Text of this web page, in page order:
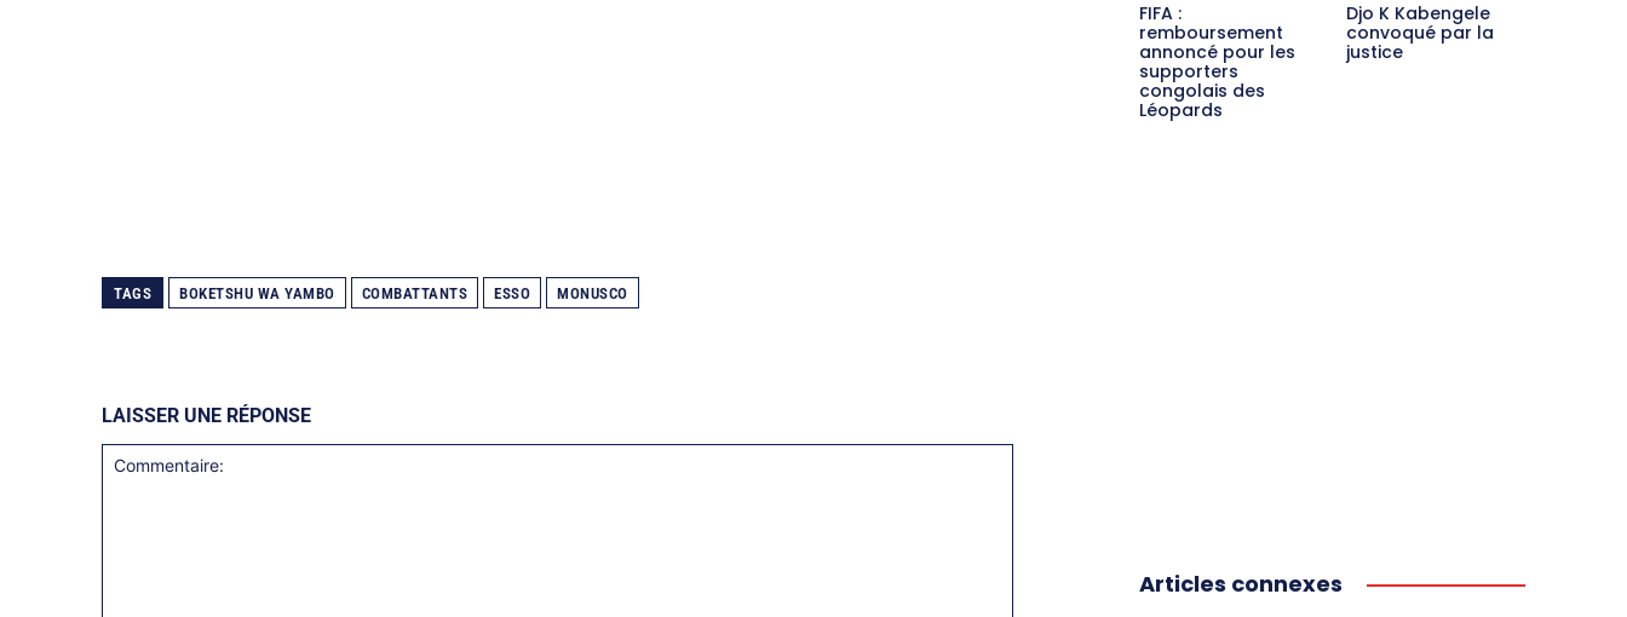
TAGS BOKETSHU WA YAMBO COMBATTANTS ESSO MONUSCO
LAISSER UNE RÉPONSE
FIFA :
remboursement
annoncé pour les
supporters
congolais des
Léopards
Djo K Kabengele
convoqué par la
justice
Articles connexes